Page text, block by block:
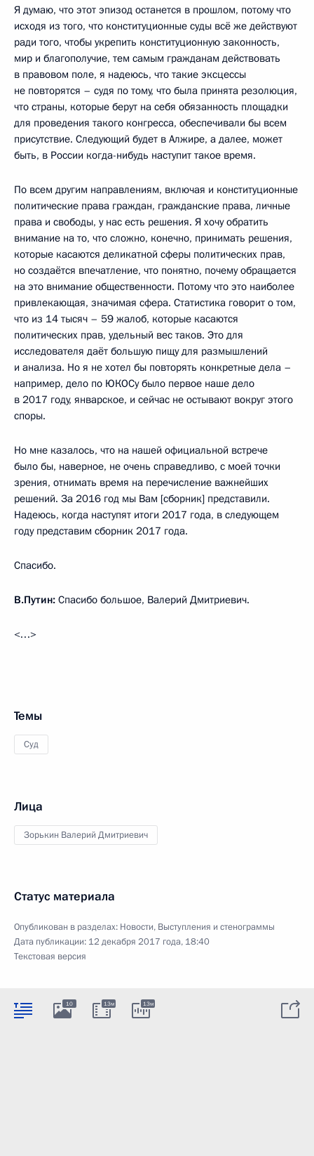
Я думаю, что этот эпизод останется в прошлом, потому что
исходя из того, что конституционные суды всё же действуют
ради того, чтобы укрепить конституционную законность,
мир и благополучие, тем самым гражданам действовать
в правовом поле, я надеюсь, что такие эксцессы
не повторятся – судя по тому, что была принята резолюция,
что страны, которые берут на себя обязанность площадки
для проведения такого конгресса, обеспечивали бы всем
присутствие. Следующий будет в Алжире, а далее, может
быть, в России когда-нибудь наступит такое время.
По всем другим направлениям, включая и конституционные
политические права граждан, гражданские права, личные
права и свободы, у нас есть решения. Я хочу обратить
внимание на то, что сложно, конечно, принимать решения,
которые касаются деликатной сферы политических прав,
но создаётся впечатление, что понятно, почему обращается
на это внимание общественности. Потому что это наиболее
привлекающая, значимая сфера. Статистика говорит о том,
что из 14 тысяч – 59 жалоб, которые касаются
политических прав, удельный вес таков. Это для
исследователя даёт большую пищу для размышлений
и анализа. Но я не хотел бы повторять конкретные дела –
например, дело по ЮКОСу было первое наше дело
в 2017 году, январское, и сейчас не остывают вокруг этого
споры.
Но мне казалось, что на нашей официальной встрече
было бы, наверное, не очень справедливо, с моей точки
зрения, отнимать время на перечисление важнейших
решений. За 2016 год мы Вам [сборник] представили.
Надеюсь, когда наступят итоги 2017 года, в следующем
году представим сборник 2017 года.
Спасибо.
В.Путин: Спасибо большое, Валерий Дмитриевич.
<…>
Темы
Суд
Лица
Зорькин Валерий Дмитриевич
Статус материала
Опубликован в разделах: Новости, Выступления и стенограммы
Дата публикации: 12 декабря 2017 года, 18:40
Текстовая версия
10 13м 13м